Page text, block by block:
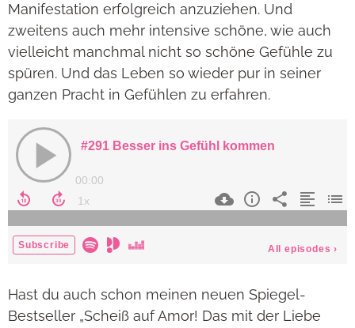
Manifestation erfolgreich anzuziehen. Und
zweitens auch mehr intensive schöne, wie auch
vielleicht manchmal nicht so schöne Gefühle zu
spüren. Und das Leben so wieder pur in seiner
ganzen Pracht in Gefühlen zu erfahren.
Hast du auch schon meinen neuen Spiegel-
Bestseller „Scheiß auf Amor! Das mit der Liebe